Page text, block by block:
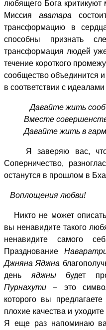
любящего Бога
Миссия аватара
трансформацию в
способны признать
трансформация людей
течение короткого
сообщество объединится
в соответствии с
Давайте жить
Вместе
Давайте жить в
Я заверяю вас, что
Соперничество,
останутся в прошлом в
Воплощения любви!
Никто не может
вы ненавидите такого
ненавидите самого
Празднование
Джняна Яджна
день яджныбудет
Пурнахути– это
которого вы
плохие качества и
Я еще раз напоминаю